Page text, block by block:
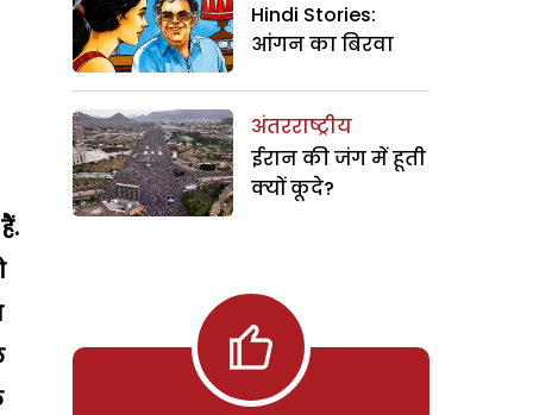
Hindi Stories:
आंगन का बिरवा
अंतरराष्ट्रीय
ईरान की जंग में हूती
क्यों कूदे?